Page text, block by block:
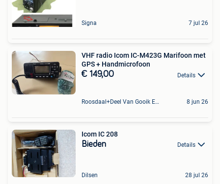
Signa 7 jul 26
VHF radio Icom IC-M423G Marifoon met
GPS + Handmicrofoon
€ 149,00 Details
Roosdaal+Deel Van Gooik En Sint-Kwintens-Lennik 8 jun 26
Icom IC 208
Bieden Details
Dilsen 28 jul 26